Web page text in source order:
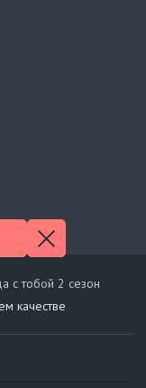
с тобой 2 сезон
качестве